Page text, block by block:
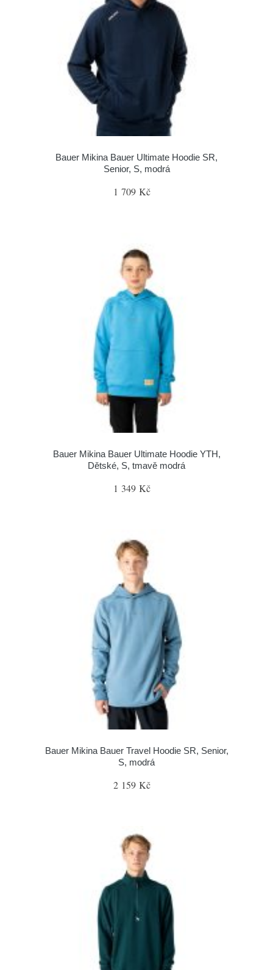
Bauer Mikina Bauer Ultimate Hoodie SR,
Senior, S, modrá
1 709 Kč
Bauer Mikina Bauer Ultimate Hoodie YTH,
Dětské, S, tmavě modrá
1 349 Kč
Bauer Mikina Bauer Travel Hoodie SR, Senior,
S, modrá
2 159 Kč